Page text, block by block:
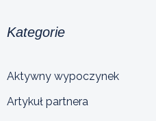
Kategorie
Aktywny wypoczynek
Artykuł partnera